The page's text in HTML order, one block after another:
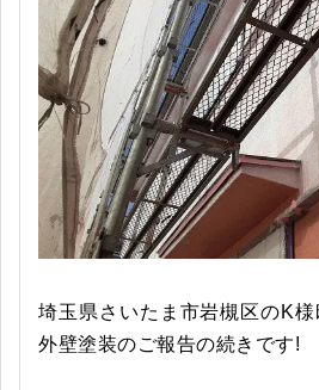
埼玉県さいたま市岩槻区のK様
外壁塗装のご報告の続きです!